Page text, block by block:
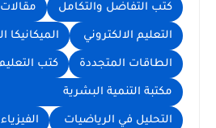
كتب التفاضل والتكامل
التعليم الالكتروني الميكانيكا
الطاقات المتجددة كتب
مكتبة التنمية البشرية
التحليل في الرياضيات